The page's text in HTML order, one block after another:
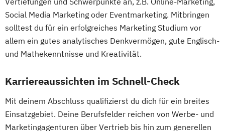
Social Media Marketing oder Eventmarketing. Mitbringen
solltest du für ein erfolgreiches Marketing Studium vor
allem ein gutes analytisches Denkvermögen, gute Englisch-
und Mathekenntnisse und Kreativität.
Karriereaussichten im Schnell-Check
Mit deinem Abschluss qualifizierst du dich für ein breites
Einsatzgebiet. Deine Berufsfelder reichen von Werbe- und
Marketingagenturen über Vertrieb bis hin zum generellen